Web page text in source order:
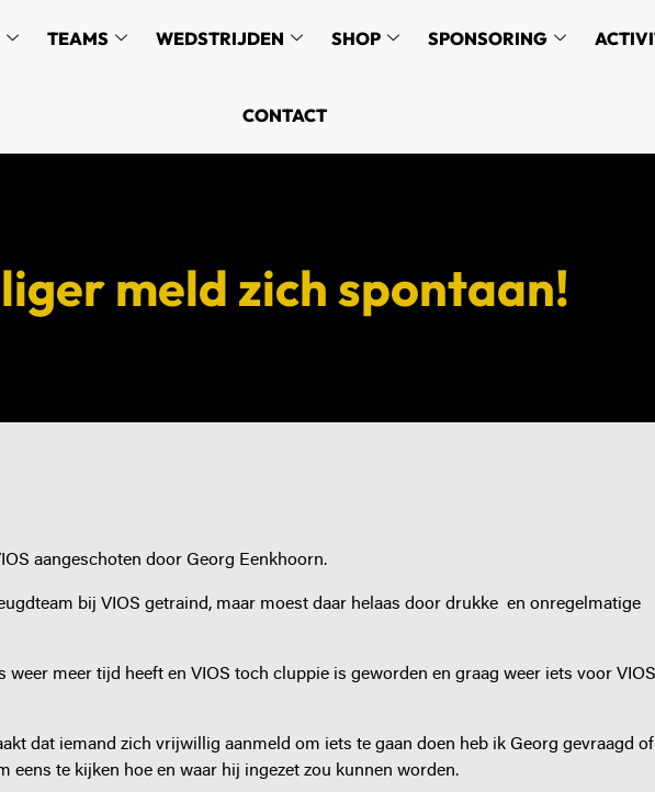
TEAMS WEDSTRIJDEN SHOP SPONSORING
CONTACT
meld zich spontaan!
aangeschoten door Georg Eenkhoorn.
bij VIOS getraind, maar moest daar helaas door drukke en onregelmatige
weer meer tijd heeft en VIOS toch cluppie is geworden en graag weer iets voor
dat iemand zich vrijwillig aanmeld om iets te gaan doen heb ik Georg gevraagd
eens te kijken hoe en waar hij ingezet zou kunnen worden.